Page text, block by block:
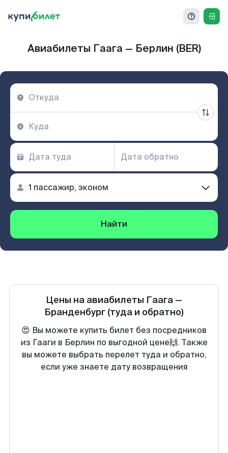
Авиабилеты Гаага — Берлин (BER)
Найти
Цены на авиабилеты Гаага —
Бранденбург (туда и обратно)
😍 Вы можете купить билет без посредников
из Гааги в Берлин по выгодной цене🙌. Также
вы можете выбрать перелет туда и обратно,
если уже знаете дату возвращения